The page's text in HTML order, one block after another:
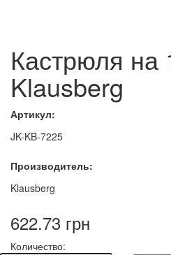
Кастрюля на
Klausberg
Артикул:
JK-KB-7225
Производитель:
Klausberg
622.73 грн
Количество: